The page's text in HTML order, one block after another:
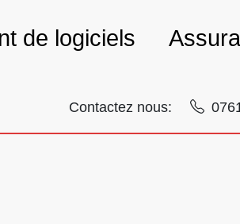
de logiciels
Contactez nous: